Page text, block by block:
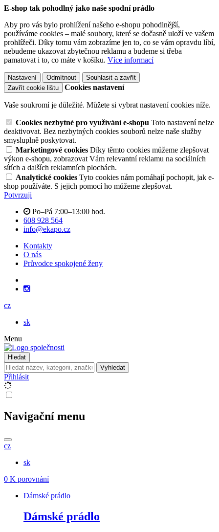
E-shop tak pohodlný jako naše spodní prádlo
Aby pro vás bylo prohlížení našeho e-shopu pohodlnější,
používáme cookies – malé soubory, které se dočasně uloží ve vašem
prohlížeči. Díky tomu vám zobrazíme jen to, co se vám opravdu líbí,
nebudeme ukazovat zbytečnou reklamu a budeme si třeba
pamatovat i to, co máte v košíku. Více informací
Nastavení Odmítnout
Souhlasit a zavřít
Zavřít cookie lištu
Cookies nastavení
Vaše soukromí je důležité. Můžete si vybrat nastavení cookies níže.
Cookies nezbytné pro využívání e-shopu Toto nastavení nelze
deaktivovat. Bez nezbytných cookies souborů nelze naše služby
smysluplně poskytovat.
Marketingové cookies Díky těmto cookies můžeme zlepšovat
výkon e-shopu, zobrazovat Vám relevantní reklamu na sociálních
sítích a dalších reklamních plochách.
Analytické cookies Tyto cookies nám pomáhají pochopit, jak e-
shop používáte. S jejich pomocí ho můžeme zlepšovat.
Potvrzuji
Po–Pá 7:00–13:00 hod.
608 928 564
info@ekapo.cz
Kontakty
O nás
Průvodce spokojené ženy
cz
sk
Menu
Hledat
Vyhledat
Přihlásit
Navigační menu
cz
sk
0 K porovnání
Dámské prádlo
Dámské prádlo